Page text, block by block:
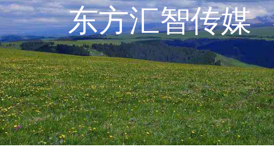
东方汇智传媒